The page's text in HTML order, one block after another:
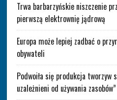
Trwa barbarzyńskie niszczenie
pierwszą elektrownię jądrową
Europa może lepiej zadbać o
obywateli
Podwoiła się produkcja tworzyw
uzależnieni od używania zasobów”